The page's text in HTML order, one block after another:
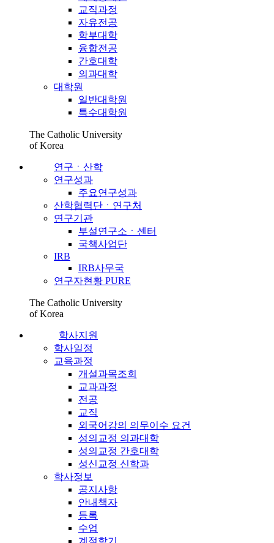
교직과정
자유전공
학부대학
융합전공
간호대학
의과대학
대학원
일반대학원
특수대학원
The Catholic University
of Korea
연구ㆍ산학
연구성과
주요연구성과
산학협력단ㆍ연구처
연구기관
부설연구소ㆍ센터
국책사업단
IRB
IRB사무국
연구자현황 PURE
The Catholic University
of Korea
학사지원
학사일정
교육과정
개설과목조회
교과과정
전공
교직
외국어강의 의무이수 요건
성의교정 의과대학
성의교정 간호대학
성신교정 신학과
학사정보
공지사항
안내책자
등록
수업
계절학기